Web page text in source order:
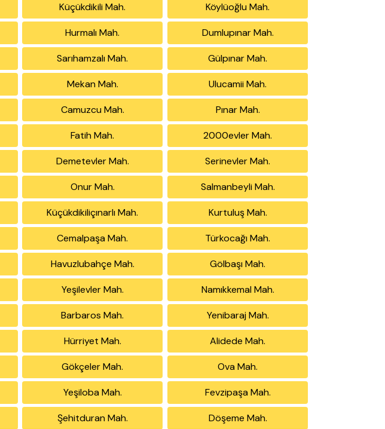
Küçükdikili Mah. Köylüoğlu Mah.
Hurmalı Mah. Dumlupınar Mah.
Sarıhamzalı Mah. Gülpınar Mah.
Mekan Mah. Ulucamii Mah.
Camuzcu Mah. Pınar Mah.
Fatih Mah. 2000evler Mah.
Demetevler Mah. Serinevler Mah.
Onur Mah. Salmanbeyli Mah.
Küçükdikiliçınarlı Mah. Kurtuluş Mah.
Cemalpaşa Mah. Türkocağı Mah.
Havuzlubahçe Mah. Gölbaşı Mah.
Yeşilevler Mah. Namıkkemal Mah.
Barbaros Mah. Yenibaraj Mah.
Hürriyet Mah. Alidede Mah.
Gökçeler Mah. Ova Mah.
Yeşiloba Mah. Fevzipaşa Mah.
Şehitduran Mah. Döşeme Mah.